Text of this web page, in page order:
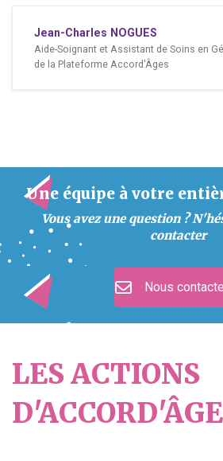
Jean-Charles NOGUES
Aide-Soignant et Assistant de Soins en
de la Plateforme Accord'Âges
Une équipe à votre
Vous avez une question ?
contacter
Nous
LES ACTIONS